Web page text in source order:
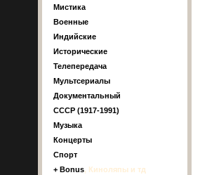
Мистика
Военные
Индийские
Исторические
Телепередача
Мультсериалы
Документальный
СССР (1917-1991)
Музыка
Концерты
Спорт
+ Bonus, Киноляпы и тд